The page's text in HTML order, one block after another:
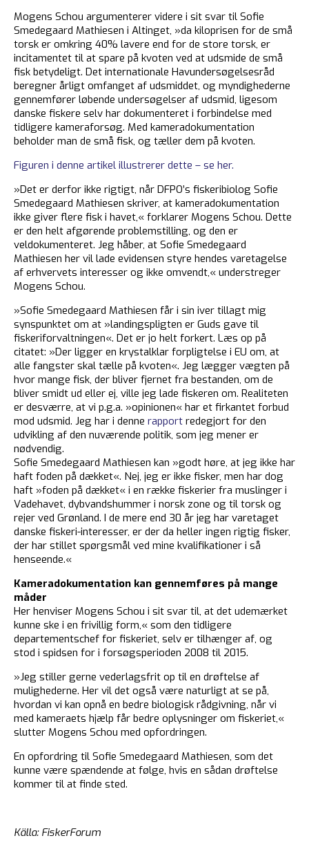
Mogens Schou argumenterer videre i sit svar til Sofie
Smedegaard Mathiesen i Altinget, »da kiloprisen for de små
torsk er omkring 40% lavere end for de store torsk, er
incitamentet til at spare på kvoten ved at udsmide de små
fisk betydeligt. Det internationale Havundersøgelsesråd
beregner årligt omfanget af udsmiddet, og myndighederne
gennemfører løbende undersøgelser af udsmid, ligesom
danske fiskere selv har dokumenteret i forbindelse med
tidligere kameraforsøg. Med kameradokumentation
beholder man de små fisk, og tæller dem på kvoten.
Figuren i denne artikel illustrerer dette – se her.
»Det er derfor ikke rigtigt, når DFPO’s fiskeribiolog Sofie
Smedegaard Mathiesen skriver, at kameradokumentation
ikke giver flere fisk i havet,« forklarer Mogens Schou. Dette
er den helt afgørende problemstilling, og den er
veldokumenteret. Jeg håber, at Sofie Smedegaard
Mathiesen her vil lade evidensen styre hendes varetagelse
af erhvervets interesser og ikke omvendt,« understreger
Mogens Schou.
»Sofie Smedegaard Mathiesen får i sin iver tillagt mig
synspunktet om at »landingspligten er Guds gave til
fiskeriforvaltningen«. Det er jo helt forkert. Læs op på
citatet: »Der ligger en krystalklar forpligtelse i EU om, at
alle fangster skal tælle på kvoten«. Jeg lægger vægten på
hvor mange fisk, der bliver fjernet fra bestanden, om de
bliver smidt ud eller ej, ville jeg lade fiskeren om. Realiteten
er desværre, at vi p.g.a. »opinionen« har et firkantet forbud
mod udsmid. Jeg har i denne rapport redegjort for den
udvikling af den nuværende politik, som jeg mener er
nødvendig.
Sofie Smedegaard Mathiesen kan »godt høre, at jeg ikke har
haft foden på dækket«. Nej, jeg er ikke fisker, men har dog
haft »foden på dækket« i en række fiskerier fra muslinger i
Vadehavet, dybvandshummer i norsk zone og til torsk og
rejer ved Grønland. I de mere end 30 år jeg har varetaget
danske fiskeri-interesser, er der da heller ingen rigtig fisker,
der har stillet spørgsmål ved mine kvalifikationer i så
henseende.«
Kameradokumentation kan gennemføres på mange
måder
Her henviser Mogens Schou i sit svar til, at det udemærket
kunne ske i en frivillig form,« som den tidligere
departementschef for fiskeriet, selv er tilhænger af, og
stod i spidsen for i forsøgsperioden 2008 til 2015.
»Jeg stiller gerne vederlagsfrit op til en drøftelse af
mulighederne. Her vil det også være naturligt at se på,
hvordan vi kan opnå en bedre biologisk rådgivning, når vi
med kameraets hjælp får bedre oplysninger om fiskeriet,«
slutter Mogens Schou med opfordringen.
En opfordring til Sofie Smedegaard Mathiesen, som det
kunne være spændende at følge, hvis en sådan drøftelse
kommer til at finde sted.
Källa: FiskerForum